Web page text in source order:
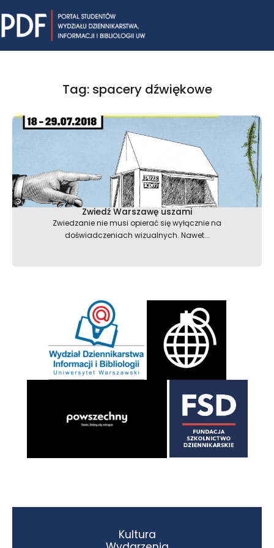
to
content
Tag: spacery dźwiękowe
Zwiedź Warszawę uszami
Zwiedzanie nie musi opierać się wyłącznie na
doświadczeniach wizualnych. Nawet...
Kultura